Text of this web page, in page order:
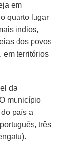
em
quarto lugar
índios,
dos povos
em territórios
da
município
país a
três